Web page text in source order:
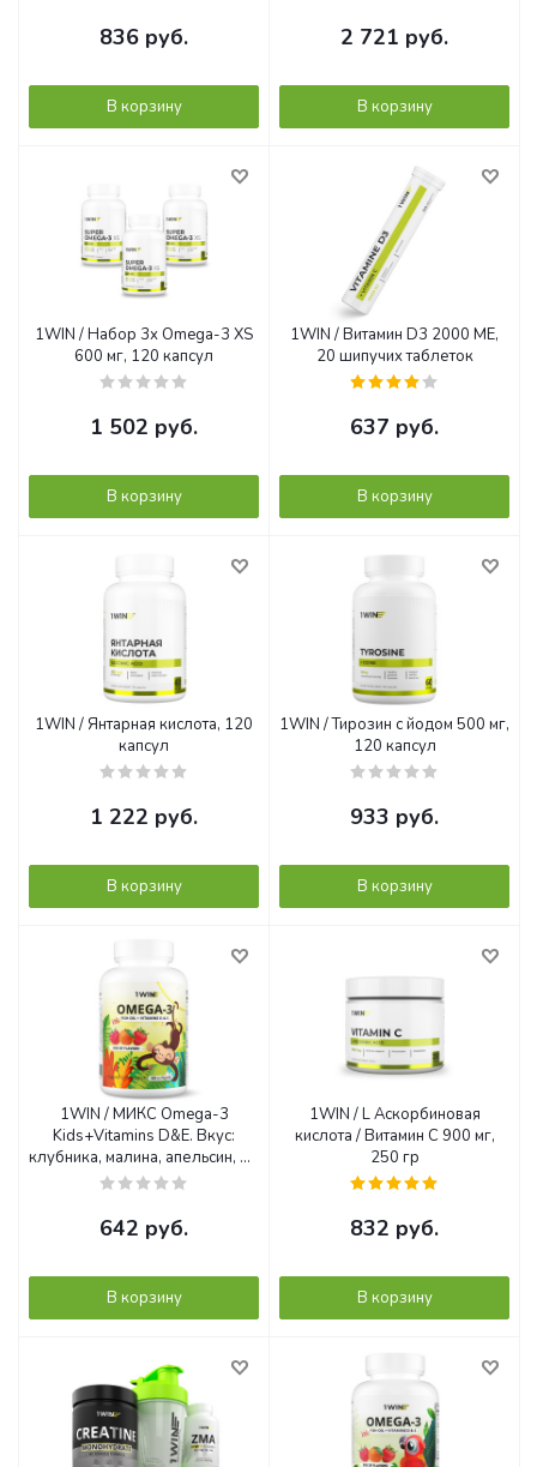
836 руб.
В корзину
2 721 руб.
В корзину
1WIN / Набор 3х Omega-3 XS
600 мг, 120 капсул
1 502 руб.
В корзину
1WIN / Витамин D3 2000 МЕ,
20 шипучих таблеток
637 руб.
В корзину
1WIN / Янтарная кислота, 120
капсул
1 222 руб.
В корзину
1WIN / Тирозин с йодом 500 мг,
120 капсул
933 руб.
В корзину
1WIN / МИКС Omega-3
Kids+Vitamins D&E. Вкус:
клубника, малина, апельсин, 60
капсул
642 руб.
В корзину
1WIN / L Аскорбиновая
кислота / Витамин C 900 мг,
250 гр
832 руб.
В корзину